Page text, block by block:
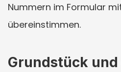
Nummern im Formular
übereinstimmen.
Grundstück